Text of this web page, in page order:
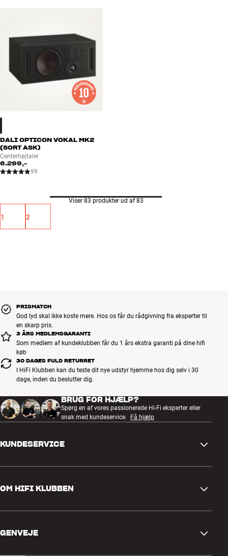
DALI OPTICON VOKAL MK2
(SORT ASK)
Centerhøjtaler
6.299,-
99
Viser 83 produkter ud af 83
1 2
PRISMATCH
God lyd skal ikke koste mere. Hos os får du rådgivning fra eksperter til
en skarp pris.
3 ÅRS MEDLEMSGARANTI
Som medlem af kundeklubben får du 1 års ekstra garanti på dine hifi
køb
30 DAGES FULD RETURRET
I HiFi Klubben kan du teste dit nye udstyr hjemme hos dig selv i 30
dage, inden du beslutter dig.
BRUG FOR HJÆLP?
Spørg en af vores passionerede Hi-Fi eksperter eller
snak med kundeservice.
Få hjælp
KUNDESERVICE
Retur og reklamation
Fortryd ordre
OM HIFI KLUBBEN
GENVEJE